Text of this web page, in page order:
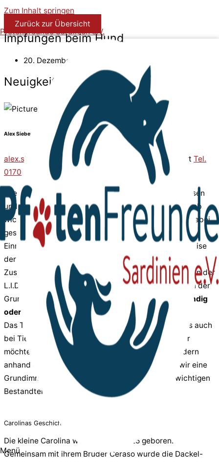
Zum Inhalt springen
PfotenFreunde Sardinien e.V.
Menü
Zurück zur Übersicht
Impfungen beim Hund
20. Dezember 2025
Neuigkeit
Alex Sieber
alex.sieber@pfotenfreunde-sardinien.de oder direkt Tel.
0170 9941956
Alle Hunde, die unser Partnertierheim in Olbia verlassen
und in ein neues Zuhause reisen dürfen, erhalten vorab
wichtige Impfungen. Eine gültige Tollwutimpfung ist dabei
gesetzlich vorgeschrieben und Voraussetzung für die
Einreise nach Deutschland – ohne sie wäre eine Ausreise
der Tierschutzhunde schlicht nicht möglich.
Zusätzlich zur Tollwutimpfung bekommen alle Hunde in der
L.I.D.A. eine sogenannte Mehrfachimpfung im Rahmen der
Grundimmunisierung.
Doch ist diese wirklich notwendig
oder eher überflüssig?
Das Thema Impfen wird – sowohl beim Menschen als auch
bei Tieren – immer wieder kontrovers diskutiert. Wir
möchten hier keine Grundsatzdebatte führen, sondern
anhand eines konkreten Beispiels zeigen, warum wir eine
Grundimmunisierung für unsere Schützlinge als wichtigen
Bestandteil der Vorsorge ansehen.
Carolinas Geschichte
Die kleine Carolina wurde im Juli 2025 geboren.
Gemeinsam mit ihrem Bruder Ceraso wurde die Dackel-